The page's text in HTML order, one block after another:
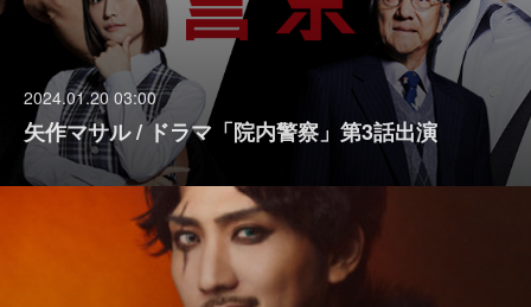
2024.01.20 03:00
矢作マサル / ドラマ「院内警察」第3話出演